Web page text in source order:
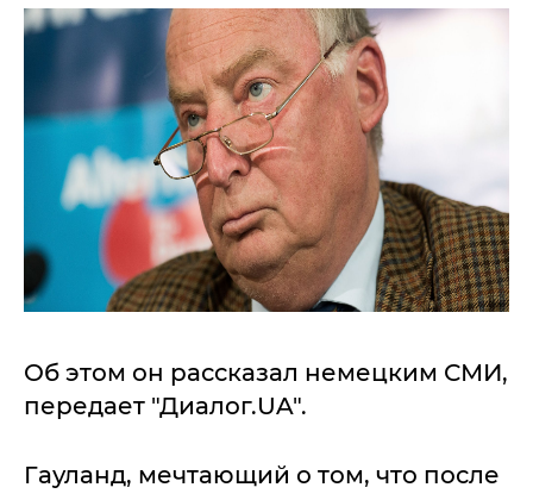
Об этом он рассказал немецким СМИ,
передает "Диалог.UA".
Гауланд, мечтающий о том, что после